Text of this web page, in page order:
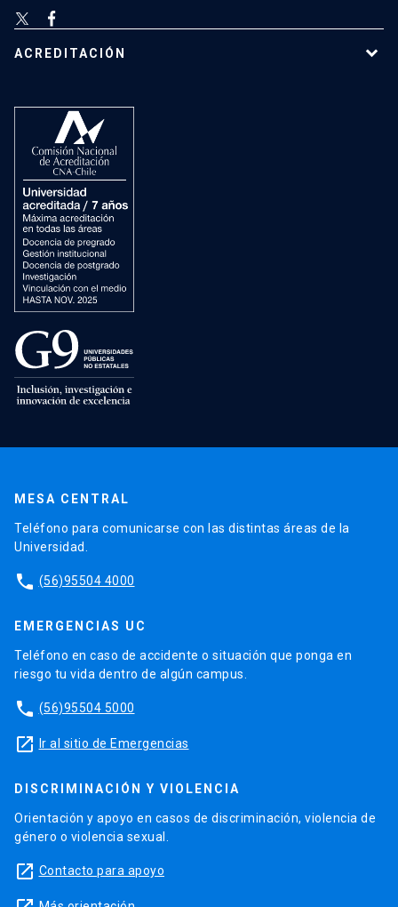
ACREDITACIÓN
MESA CENTRAL
Teléfono para comunicarse con las distintas áreas de la
Universidad.
phone (56)95504 4000
EMERGENCIAS UC
Teléfono en caso de accidente o situación que ponga en
riesgo tu vida dentro de algún campus.
phone (56)95504 5000
launch Ir al sitio de Emergencias
DISCRIMINACIÓN Y VIOLENCIA
Orientación y apoyo en casos de discriminación, violencia de
género o violencia sexual.
launch Contacto para apoyo